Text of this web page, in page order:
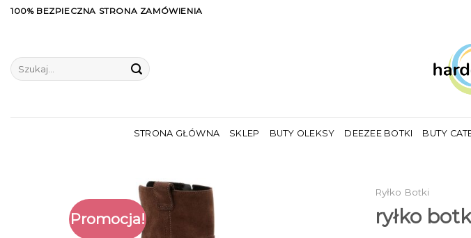
Skip100% BEZPIECZNA STRONA ZAMÓWIENIA
Szukaj:
STRONA GŁÓWNA SKLEP BUTY OLEKSY DEEZEE BOTKI BUTY
Promocja!
Ryłko Botki
ryłko